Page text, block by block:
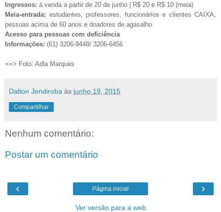
Ingressos: à venda a partir de 20 de junho | R$ 20 e R$ 10 (meia)
Meia-entrada: estudantes, professores, funcionários e clientes CAIXA,
pessoas acima de 60 anos e doadores de agasalho
Acesso para pessoas com deficiência
Informações: (61) 3206-9448/ 3206-6456
==> Foto: Adla Marques
Dalton Jendiroba às junho 19, 2015
Compartilhar
Nenhum comentário:
Postar um comentário
‹ ›
Página inicial
Ver versão para a web